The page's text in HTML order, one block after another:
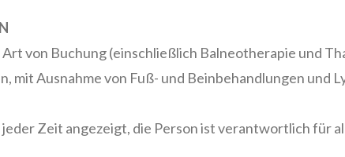
Art von Buchung (einschließlich Balneotherapie und
mit Ausnahme von Fuß- und Beinbehandlungen und
Zeit angezeigt, die Person ist verantwortlich für